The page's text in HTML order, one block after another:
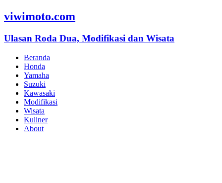
viwimoto.com
Ulasan Roda Dua, Modifikasi dan Wisata
Beranda
Honda
Yamaha
Suzuki
Kawasaki
Modifikasi
Wisata
Kuliner
About